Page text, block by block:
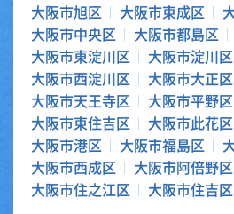
大阪市旭区
大阪市東成区
大阪市中央区
大阪市都島区
大阪市東淀川区
大阪市淀川区
大阪市西淀川区
大阪市大正区
大阪市天王寺区
大阪市平野区
大阪市東住吉区
大阪市此花区
大阪市港区
大阪市福島区
大阪市西成区
大阪市阿倍野区
大阪市住之江区
大阪市住吉区